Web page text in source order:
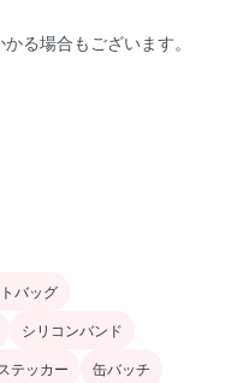
る場合もございます。
バッグ
シリコンバンド
テッカー
缶バッチ